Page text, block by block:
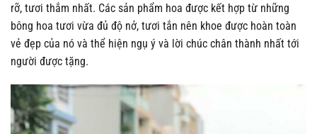
rỡ, tươi thắm nhất. Các sản phẩm hoa được kết hợp từ những
bông hoa tươi vừa đủ độ nở, tươi tắn nên khoe được hoàn toàn
vẻ đẹp của nó và thể hiện ngụ ý và lời chúc chân thành nhất tới
người được tặng.